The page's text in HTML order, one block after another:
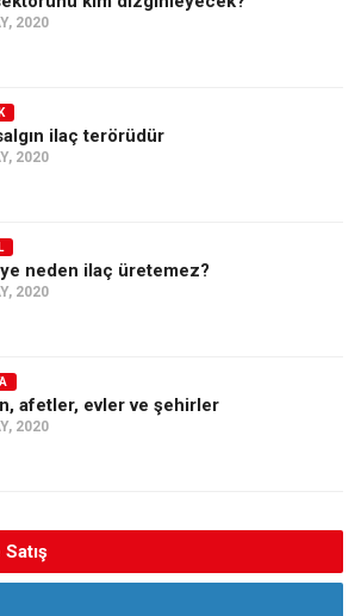
2020
ilaç terörüdür
2020
neden ilaç üretemez?
2020
afetler, evler ve şehirler
2020